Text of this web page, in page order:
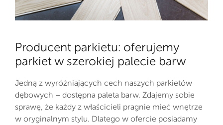
Producent parkietu: oferujemy
parkiet w szerokiej palecie barw
Jedną z wyróżniających cech naszych parkietów
dębowych – dostępna paleta barw. Zdajemy sobie
sprawę, że każdy z właścicieli pragnie mieć wnętrze
w oryginalnym stylu. Dlatego w ofercie posiadamy